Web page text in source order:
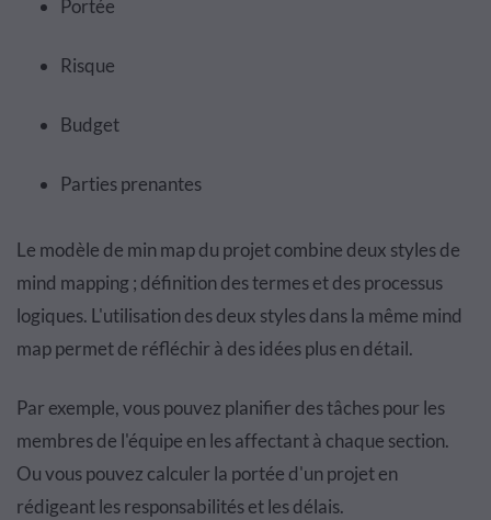
Portée
Risque
Budget
Parties prenantes
Le modèle de min map du projet combine deux styles de
mind mapping ; définition des termes et des processus
logiques. L'utilisation des deux styles dans la même mind
map permet de réfléchir à des idées plus en détail.
Par exemple, vous pouvez planifier des tâches pour les
membres de l'équipe en les affectant à chaque section.
Ou vous pouvez calculer la portée d'un projet en
rédigeant les responsabilités et les délais.